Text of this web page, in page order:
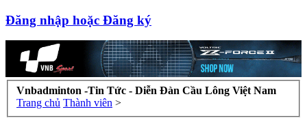
Đăng nhập hoặc Đăng ký
Vnbadminton -Tin Tức - Diễn Đàn Cầu Lông Việt Nam
Trang chủ Thành viên >